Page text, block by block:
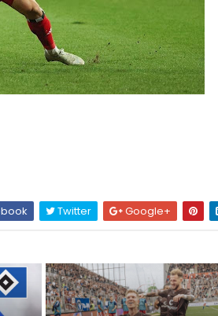
Twitter Google+